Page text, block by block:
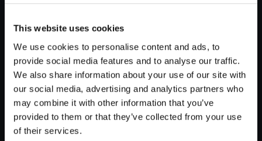
This website uses cookies
We use cookies to personalise content and ads, to
provide social media features and to analyse our traffic.
We also share information about your use of our site with
our social media, advertising and analytics partners who
may combine it with other information that you’ve
provided to them or that they’ve collected from your use
of their services.
が安定しているWifi環境でお試しください。
【単曲】逆転裁判＋逆転裁判2
オリジナル・サウンドトラック
運命のホットライン